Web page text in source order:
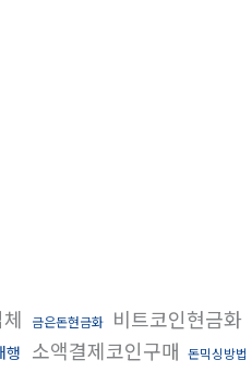
금은돈현금화 비트코인현금화
행 소액결제코인구매 돈믹싱방법